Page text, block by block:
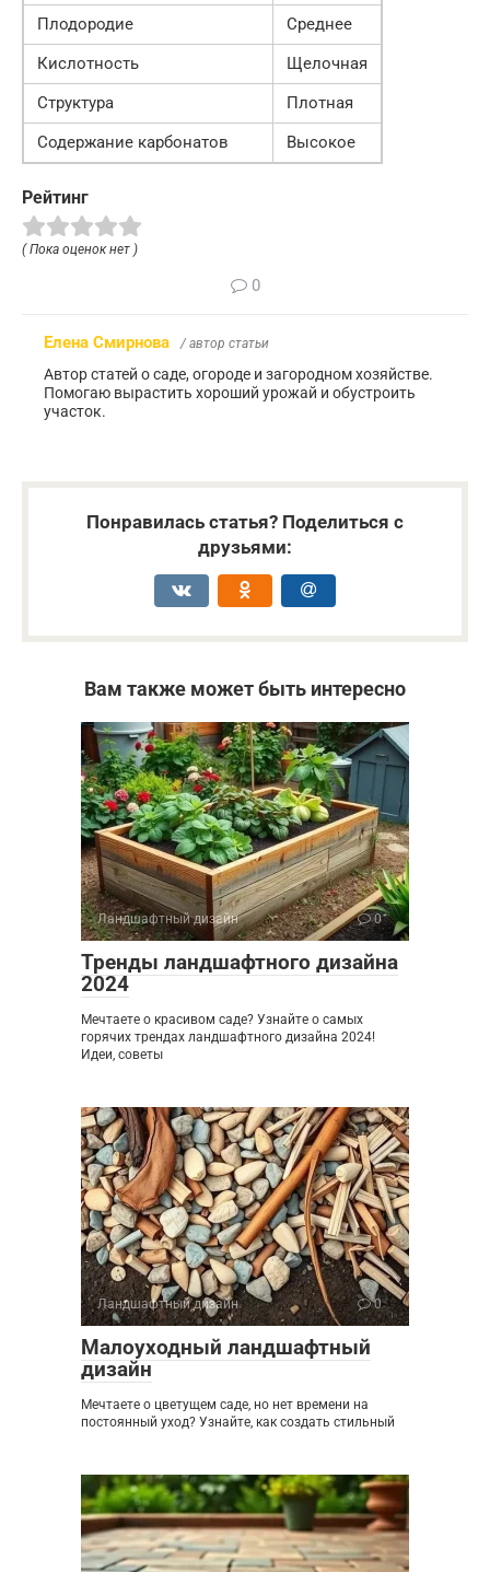
Плодородие
Среднее
Кислотность
Щелочная
Структура
Плотная
Содержание карбонатов
Высокое
Рейтинг
( Пока оценок нет )
0
Елена Смирнова / автор статьи
Автор статей о саде, огороде и загородном хозяйстве.
Помогаю вырастить хороший урожай и обустроить
участок.
Понравилась статья? Поделиться с
друзьями:
Вам также может быть интересно
Ландшафтный дизайн 0
Тренды ландшафтного дизайна
2024
Мечтаете о красивом саде? Узнайте о самых
горячих трендах ландшафтного дизайна 2024!
Идеи, советы
Ландшафтный дизайн 0
Малоуходный ландшафтный
дизайн
Мечтаете о цветущем саде, но нет времени на
постоянный уход? Узнайте, как создать стильный